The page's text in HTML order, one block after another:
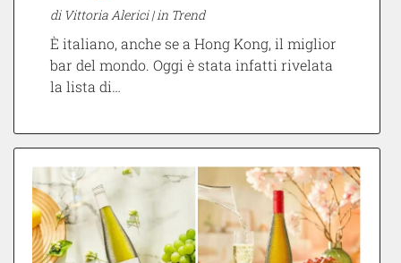
di Vittoria Alerici |in Trend
È italiano, anche se a Hong Kong, il miglior
bar del mondo. Oggi è stata infatti rivelata
la lista di…